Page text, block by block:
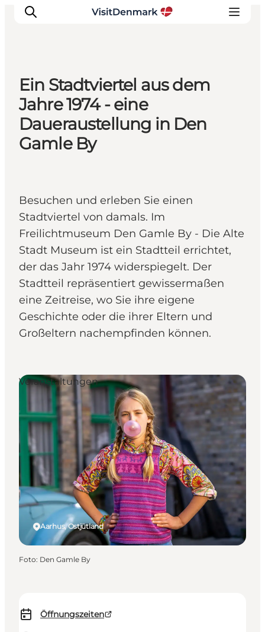
Inspiration
Regionen
Erlebnisse
Unterkünfte
Ein Stadtviertel aus dem
Jahre 1974 - eine
Daueraustellung in Den
Gamle By
Besuchen und erleben Sie einen
Stadtviertel von damals. Im
Freilichtmuseum Den Gamle By - Die Alte
Stadt Museum ist ein Stadtteil errichtet,
der das Jahr 1974 widerspiegelt. Der
Stadtteil repräsentiert gewissermaßen
eine Zeitreise, wo Sie ihre eigene
Geschichte oder die ihrer Eltern und
Großeltern nachempfinden können.
Öffnungszeiten
Aarhus, Ostjütland
Veranstaltungen
Foto: Den Gamle By